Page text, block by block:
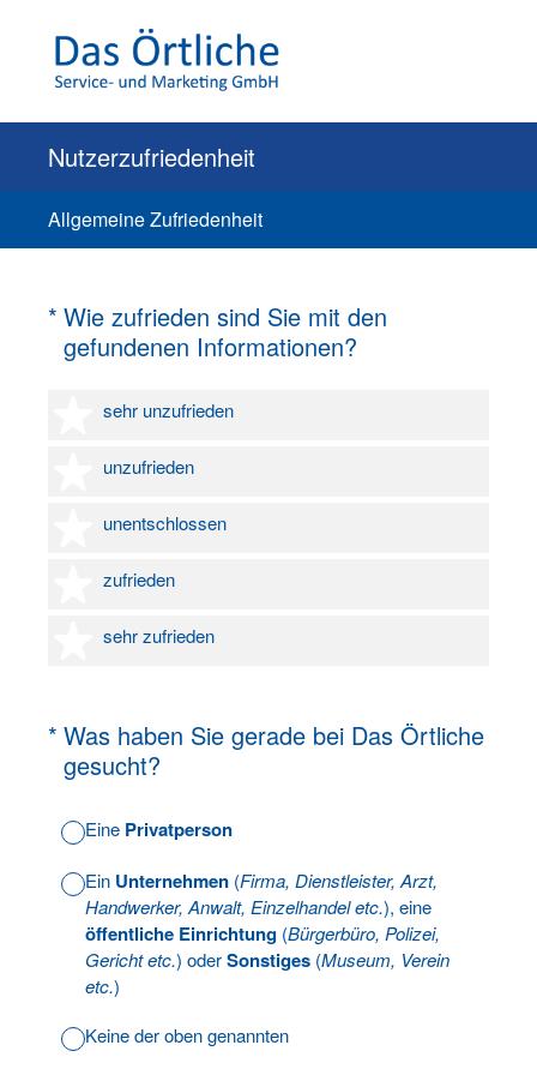
Nutzerzufriedenheit
Allgemeine Zufriedenheit
* Wie zufrieden sind Sie mit den
gefundenen Informationen?
(Erforderlich.)
sehr unzufrieden
1 Stern
unzufrieden
2 Sterne
unentschlossen
3 Sterne
zufrieden
4 Sterne
sehr zufrieden
5 Sterne
* Was haben Sie gerade bei Das Örtliche
gesucht?
(Erforderlich.)
Eine Privatperson
Ein Unternehmen (Firma, Dienstleister, Arzt,
Handwerker, Anwalt, Einzelhandel etc.), eine
öffentliche Einrichtung (Bürgerbüro, Polizei,
Gericht etc.) oderSonstiges (Museum, Verein
etc.)
Keine der oben genannten